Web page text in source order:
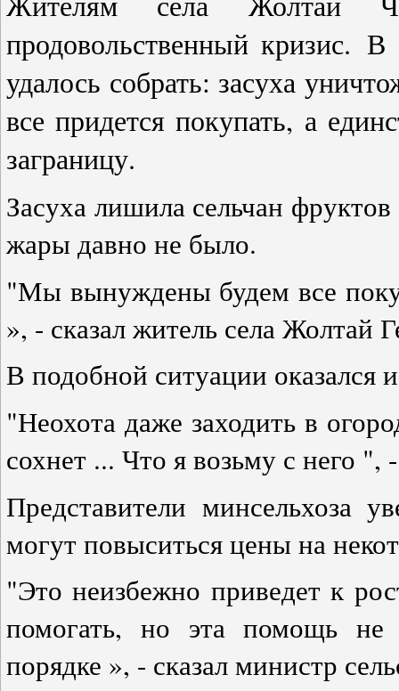
продовольственный кризис.
удалось собрать: засуха
все придется покупать, а
заграницу.
Засуха лишила сельчан
жары давно не было.
"Мы вынуждены будем все
», - сказал житель села Жолтай
В подобной ситуации оказался
"Неохота даже заходить в
сохнет ... Что я возьму с него ",
Представители минсельхоза
могут повыситься цены на
"Это неизбежно приведет к
помогать, но эта помощь не
порядке », - сказал министр